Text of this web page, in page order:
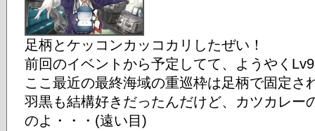
足柄とケッコンカッコカリしたぜい！
前回のイベントから予定してて、ようやく
ここ最近の最終海域の重巡枠は足柄で固定さ
羽黒も結構好きだったんだけど、カツカレー
のよ・・・(遠い目)